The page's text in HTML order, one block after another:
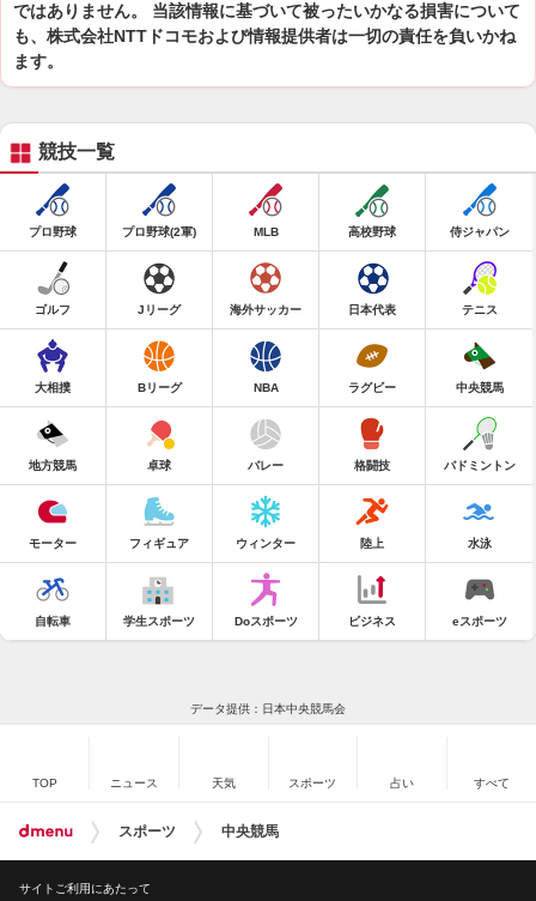
ではありません。 当該情報に基づいて被ったいかなる損害について
も、株式会社NTTドコモおよび情報提供者は一切の責任を負いかね
ます。
競技一覧
プロ野球 プロ野球(2軍) MLB 高校野球 侍ジャパン
ゴルフ Jリーグ 海外サッカー 日本代表 テニス
大相撲 Bリーグ NBA ラグビー 中央競馬
地方競馬 卓球 バレー 格闘技 バドミントン
モーター フィギュア ウィンター 陸上 水泳
自転車 学生スポーツ Doスポーツ ビジネス eスポーツ
データ提供：日本中央競馬会
TOP ニュース 天気 スポーツ 占い すべて
スポーツ 中央競馬
サイトご利用にあたって